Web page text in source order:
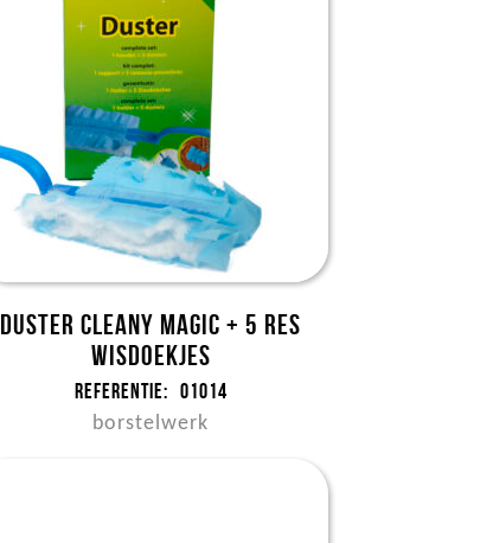
Duster Cleany magic + 5 res
wisdoekjes
Referentie: 01014
borstelwerk